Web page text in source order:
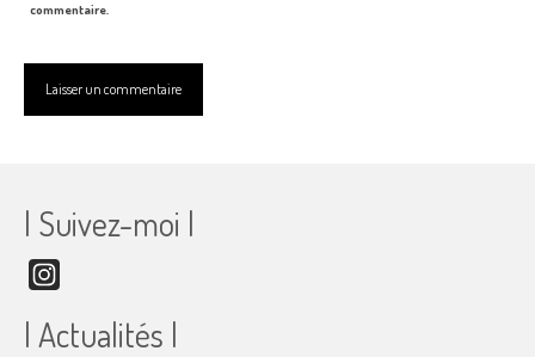
commentaire.
| Suivez-moi |
| Actualités |